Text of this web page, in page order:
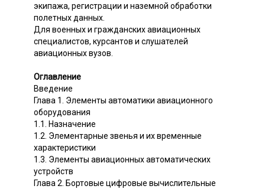
экипажа, регистрации и наземной обработки
полетных данных.
Для военных и гражданских авиационных
специалистов, курсантов и слушателей
авиационных вузов.
Оглавление
Введение
Глава 1. Элементы автоматики авиационного
оборудования
1.1. Назначение
1.2. Элементарные звенья и их временные
характеристики
1.3. Элементы авиационных автоматических
устройств
Глава 2. Бортовые цифровые вычислительные